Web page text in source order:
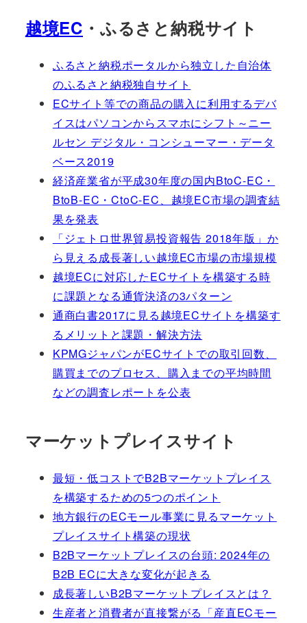
越境EC ・ふるさと納税サイト
ふるさと納税ポータルから独立した自治体
のふるさと納税独自サイト
ECサイト等での商品の購入に利用するデバ
イスはパソコンからスマホにシフト～ニー
ルセン デジタル・コンシューマー・データ
ベース2019
経済産業省が平成30年度の国内BtoC-EC・
BtoB-EC・CtoC-EC、越境EC市場の調査結
果を発表
「ジェトロ世界貿易投資報告 2018年版」か
ら見える成長著しい越境EC市場の市場規模
越境ECに対応したECサイトを構築する時
に課題となる通貨決済の3パターン
通商白書2017に見る越境ECサイトを構築す
るメリットと課題・解決方法
KPMGジャパンがECサイトでの取引回数、
購買までのプロセス、購入までの平均時間
などの調査レポートを公表
マーケットプレイスサイト
最短・低コストでB2Bマーケットプレイス
を構築するための5つのポイント
地方銀行のECモール事業に見るマーケット
プレイスサイト構築の現状
B2Bマーケットプレイスの台頭: 2024年の
B2B ECに大きな変化が起きる
成長著しいB2Bマーケットプレイスとは？
生産者と消費者が直接繋がる「産直ECモー